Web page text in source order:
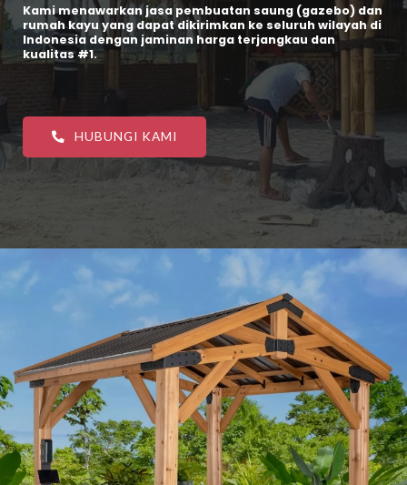
Kami menawarkan jasa pembuatan saung (gazebo) dan
rumah kayu yang dapat dikirimkan ke seluruh wilayah di
Indonesia dengan jaminan harga terjangkau dan
kualitas #1.
HUBUNGI KAMI